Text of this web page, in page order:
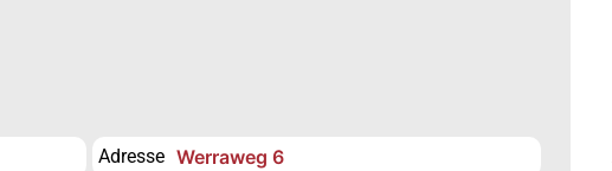
Adresse Werraweg 6